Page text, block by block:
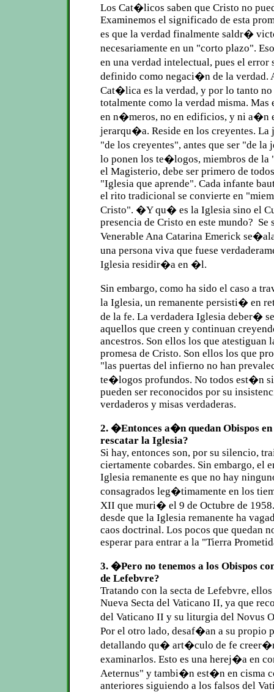
Los Cat�licos saben que Cristo no
Examinemos el significado de esta
es que la verdad finalmente saldr�
necesariamente en un "corto plazo".
en una verdad intelectual, pues el
definido como negaci�n de la verdad.
Cat�lica es la verdad, y por lo tanto
totalmente como la verdad misma. Mas
en n�meros, no en edificios, y ni a�n
jerarqu�a. Reside en los creyentes.
"de los creyentes", antes que ser "de
lo ponen los te�logos, miembros de
el Magisterio, debe ser primero de
"Iglesia que aprende". Cada infante
el rito tradicional se convierte en
Cristo". �Y qu� es la Iglesia sino el
presencia de Cristo en este mundo? Se
Venerable Ana Catarina Emerick
una persona viva que fuese
Iglesia residir�a en �l.
Sin embargo, como ha sido el caso a
la Iglesia, un remanente persisti� en
de la fe. La verdadera Iglesia deber�
aquellos que creen y continuan
ancestros. Son ellos los que atestiguan
promesa de Cristo. Son ellos los que
"las puertas del infierno no han
te�logos profundos. No todos est�n
pueden ser reconocidos por su
verdaderos y misas verdaderas.
2. �Entonces a�n quedan Obispos
rescatar la Iglesia?
Si hay, entonces son, por su silencio,
ciertamente cobardes. Sin embargo, el
Iglesia remanente es que no hay
consagrados leg�timamente en los
XII que muri� el 9 de Octubre de
desde que la Iglesia remanente ha
caos doctrinal. Los pocos que quedan
esperar para entrar a la "Tierra
3. �Pero no tenemos a los Obispos
de Lefebvre?
Tratando con la secta de Lefebvre,
Nueva Secta del Vaticano II, ya que
del Vaticano II y su liturgia del Novus
Por el otro lado, desaf�an a su propio
detallando qu� art�culo de fe
examinarlos. Esto es una herej�a en
Aeternus" y tambi�n est�n en cisma
anteriores siguiendo a los falsos del